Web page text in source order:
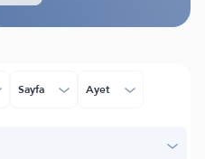
Sayfa Ayet